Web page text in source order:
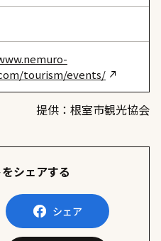
tourism/events/
提供：根室市観光協会
シェアする
シェア